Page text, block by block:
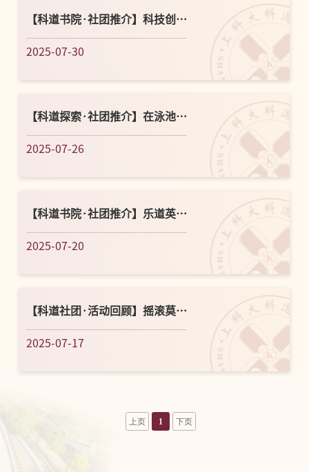
【科道书院·社团推介】科技创业
社T.I.E.——从了解科创开始
2025-07-30
【科道探索·社团推介】在泳池
里，和热爱撞个满怀！
2025-07-26
【科道书院·社团推介】乐道英语
社——乐道习英韵，言通世界春
2025-07-20
【科道社团·活动回顾】摇滚莫扎
特，剧终不散场
2025-07-17
上页 1 下页